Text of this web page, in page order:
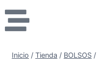
Inicio / Tienda / BOLSOS /